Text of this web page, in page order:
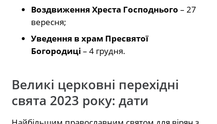
Воздвиження Хреста Господнього – 27
вересня;
Уведення в храм Пресвятої
Богородиці – 4 грудня.
Великі церковні перехідні
свята 2023 року: дати